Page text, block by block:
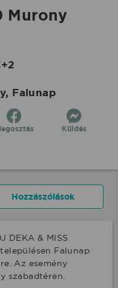
Murony
Falunap
Küldés
Hozzászólások
DEKA & MISS
Falunap
Az esemény
szabadtéren.